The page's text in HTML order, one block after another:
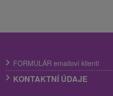
FORMULÁR emailoví klienti
KONTAKTNÍ ÚDAJE